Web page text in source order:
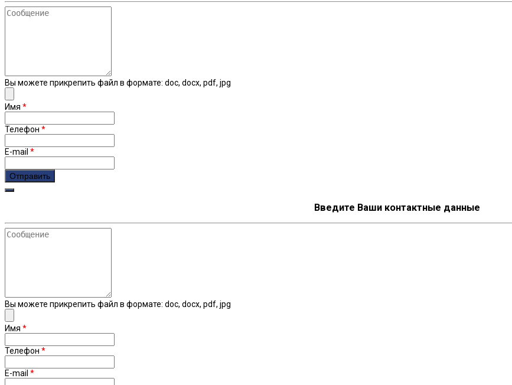
Сообщение
Вы можете прикрепить файл в формате: doc, docx, pdf, jpg
Имя *
Телефон *
E-mail *
Введите Ваши контактные данные
Сообщение
Вы можете прикрепить файл в формате: doc, docx, pdf, jpg
Имя *
Телефон *
E-mail *